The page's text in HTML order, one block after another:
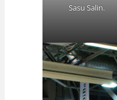
Sasu Salin.